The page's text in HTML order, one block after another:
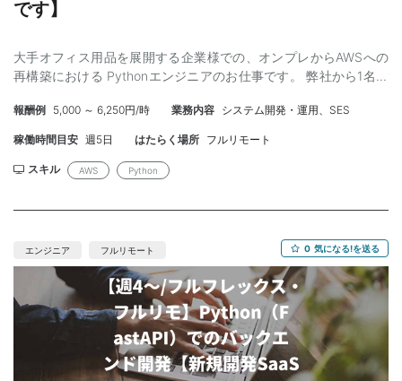
です】
大手オフィス用品を展開する企業様での、オンプレからAWSへの
再構築における Pythonエンジニアのお仕事です。 弊社から1名ご
ズな進捗をご期待いただけるポジションです！ 人間関係良好で、
お話ししやすい現場です♪ ■体制 アジャイル開発で、モブプログ
スキル ・WebアプリケーションのバックエンドをPythonで開発し
サーバーレス技術、コンテナ技術 いずれかに専門知識を持ってい
構築されていますのでフルスタック希望の方もぜひご検討くださ
い） ■条件 ・開始：即日〜長期（入場手続きで２週間ほどかかる
可能性あり） 開始日のご相談も歓迎です！ ・金額：80
万〜100万円 ・面談：２回（元請→エンド） ・場所：フルリモー
ト（オフィスは都内） ・精算：140h-180h（中間割） ・PC：貸
与なし（Mac使用者が多い） ・稼働：160H程度 ・勤務時間：フ
報酬例 5,000 ～ 6,250円/時 業務内容 システム開発・運用、SES
稼働時間目安 週5日 はたらく場所 フルリモート
スキル AWS Python
エンジニア フルリモート 0 気になる!を送る